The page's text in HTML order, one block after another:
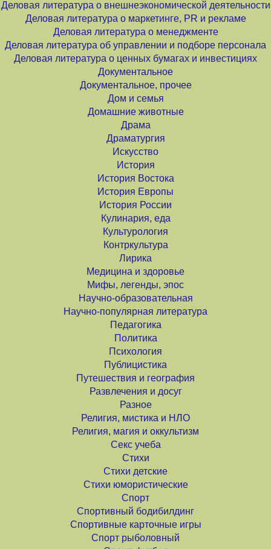
Деловая литература о внешнеэкономической деятельности
Деловая литература о маркетинге, PR и рекламе
Деловая литература о менеджменте
Деловая литература об управлении и подборе персонала
Деловая литература о ценных бумагах и инвестициях
Документальное
Документальное, прочее
Дом и семья
Домашние животные
Драма
Драматургия
Искусство
История
История Востока
История Европы
История России
Кулинария, еда
Культурология
Контркультура
Лирика
Медицина и здоровье
Мифы, легенды, эпос
Научно-образовательная
Научно-популярная литература
Педагогика
Политика
Психология
Публицистика
Путешествия и география
Развлечения и досуг
Разное
Религия, мистика и НЛО
Религия, магия и оккультизм
Секс учеба
Стихи
Стихи детские
Стихи юмористические
Спорт
Спортивный бодибилдинг
Спортивные карточные игры
Спорт рыболовный